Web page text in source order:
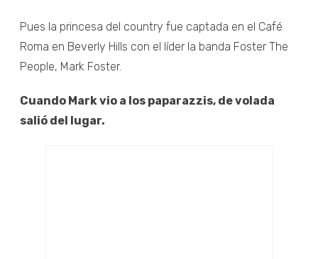
Pues la princesa del country fue captada en el Café
Roma en Beverly Hills con el líder la banda Foster The
People, Mark Foster.
Cuando Mark vio a los paparazzis, de volada
salió del lugar.